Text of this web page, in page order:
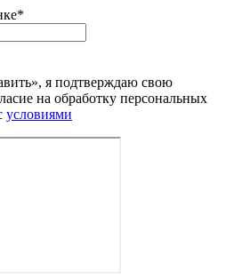
*
я подтверждаю свою
на обработку персональных
условиями